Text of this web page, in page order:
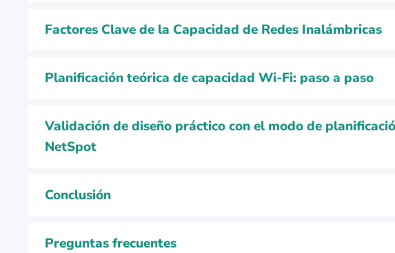
Factores Clave de la Capacidad de Redes Inalámbricas
Planificación teórica de capacidad Wi‑Fi: paso a paso
Validación de diseño práctico con el modo de
NetSpot
Conclusión
Preguntas frecuentes